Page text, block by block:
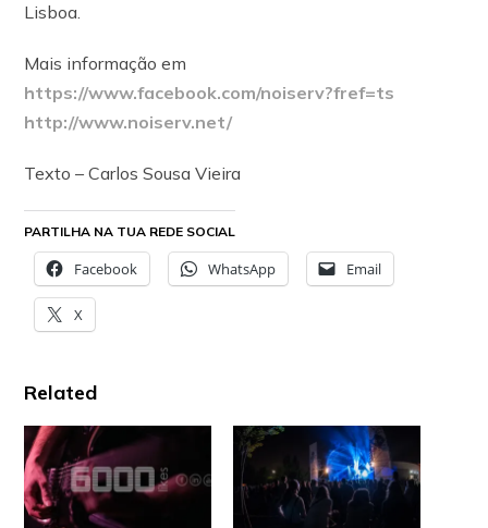
Lisboa.
Mais informação em
https://www.facebook.com/noiserv?fref=ts
http://www.noiserv.net/
Texto – Carlos Sousa Vieira
PARTILHA NA TUA REDE SOCIAL
Facebook WhatsApp Email
X
Related